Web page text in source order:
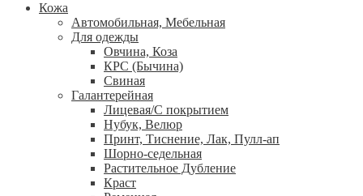
Кожа
Автомобильная, Мебельная
Для одежды
Овчина, Коза
КРС (Бычина)
Свиная
Галантерейная
Лицевая/С покрытием
Нубук, Велюр
Принт, Тиснение, Лак, Пулл-ап
Шорно-седельная
Растительное Дубление
Краст